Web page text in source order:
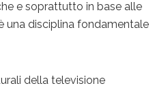
e soprattutto in base alle
una disciplina fondamentale
della televisione